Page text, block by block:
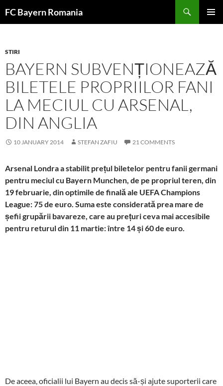
toFC Bayern Romania
STIRI
BAYERN SUBVENȚIONEAZĂ
BILETELE PROPRIILOR FANI
LA MECIUL CU ARSENAL,
DIN ANGLIA
10 JANUARY 2014 STEFAN ZAFIU 21 COMMENTS
Arsenal Londra a stabilit prețul biletelor pentru fanii germani
pentru meciul cu Bayern Munchen, de pe propriul teren, din
19 februarie, din optimile de finală ale UEFA Champions
League: 75 de euro. Suma este considerată prea mare de
șefii grupării bavareze, care au prețuri ceva mai accesibile
pentru returul din 11 martie: între 14 și 60 de euro.
De aceea, oficialii lui Bayern au decis să-și ajute suporterii care